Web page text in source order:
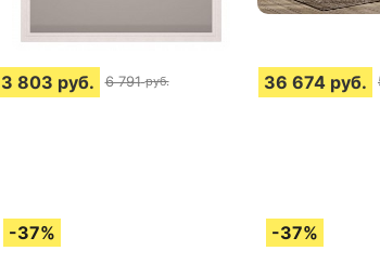
3 803 руб. 6 791 руб. 36 674 руб.